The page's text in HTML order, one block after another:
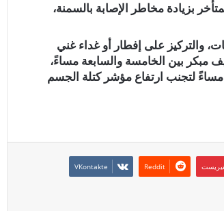
بزيادة مخاطر الإصابة بالسمنة،
والتركيز على إفطار أو غداء غني
مبكر بين الخامسة والسابعة مساءً،
مساءً لتجنب ارتفاع مؤشر كتلة الجسم